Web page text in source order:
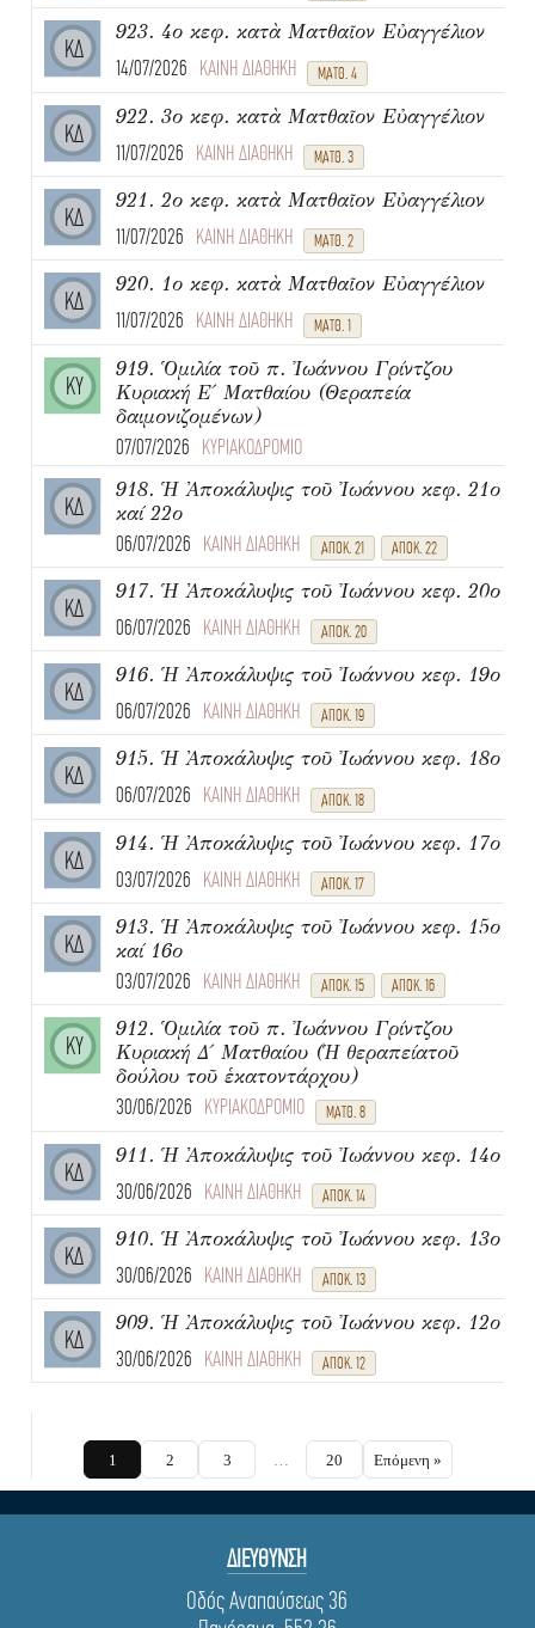
ΚΔ
923. 4ο κεφ. κατὰ Ματθαῖον Εὐαγγέλιον
14/07/2026 ΚΑΙΝΗ ΔΙΑΘΗΚΗ ΜΑΤΘ. 4
ΚΔ
922. 3ο κεφ. κατὰ Ματθαῖον Εὐαγγέλιον
11/07/2026 ΚΑΙΝΗ ΔΙΑΘΗΚΗ ΜΑΤΘ. 3
ΚΔ
921. 2ο κεφ. κατὰ Ματθαῖον Εὐαγγέλιον
11/07/2026 ΚΑΙΝΗ ΔΙΑΘΗΚΗ ΜΑΤΘ. 2
ΚΔ
920. 1ο κεφ. κατὰ Ματθαῖον Εὐαγγέλιον
11/07/2026 ΚΑΙΝΗ ΔΙΑΘΗΚΗ ΜΑΤΘ. 1
ΚΥ
919. Ὁμιλία τοῦ π. Ἰωάννου Γρίντζου
Κυριακή Ε΄ Ματθαίου (Θεραπεία
δαιμονιζομένων)
07/07/2026 ΚΥΡΙΑΚΟΔΡΟΜΙΟ
ΚΔ
918. Ἡ Ἀποκάλυψις τοῦ Ἰωάννου κεφ. 21ο
καί 22ο
06/07/2026 ΚΑΙΝΗ ΔΙΑΘΗΚΗ ΑΠΟΚ. 21 ΑΠΟΚ. 22
ΚΔ
917. Ἡ Ἀποκάλυψις τοῦ Ἰωάννου κεφ. 20ο
06/07/2026 ΚΑΙΝΗ ΔΙΑΘΗΚΗ ΑΠΟΚ. 20
ΚΔ
916. Ἡ Ἀποκάλυψις τοῦ Ἰωάννου κεφ. 19ο
06/07/2026 ΚΑΙΝΗ ΔΙΑΘΗΚΗ ΑΠΟΚ. 19
ΚΔ
915. Ἡ Ἀποκάλυψις τοῦ Ἰωάννου κεφ. 18ο
06/07/2026 ΚΑΙΝΗ ΔΙΑΘΗΚΗ ΑΠΟΚ. 18
ΚΔ
914. Ἡ Ἀποκάλυψις τοῦ Ἰωάννου κεφ. 17ο
03/07/2026 ΚΑΙΝΗ ΔΙΑΘΗΚΗ ΑΠΟΚ. 17
ΚΔ
913. Ἡ Ἀποκάλυψις τοῦ Ἰωάννου κεφ. 15ο
καί 16ο
03/07/2026 ΚΑΙΝΗ ΔΙΑΘΗΚΗ ΑΠΟΚ. 15 ΑΠΟΚ. 16
ΚΥ
912. Ὁμιλία τοῦ π. Ἰωάννου Γρίντζου
Κυριακή Δ΄ Ματθαίου (Ἡ θεραπείατοῦ
δούλου τοῦ ἑκατοντάρχου)
30/06/2026 ΚΥΡΙΑΚΟΔΡΟΜΙΟ ΜΑΤΘ. 8
ΚΔ
911. Ἡ Ἀποκάλυψις τοῦ Ἰωάννου κεφ. 14ο
30/06/2026 ΚΑΙΝΗ ΔΙΑΘΗΚΗ ΑΠΟΚ. 14
ΚΔ
910. Ἡ Ἀποκάλυψις τοῦ Ἰωάννου κεφ. 13ο
30/06/2026 ΚΑΙΝΗ ΔΙΑΘΗΚΗ ΑΠΟΚ. 13
ΚΔ
909. Ἡ Ἀποκάλυψις τοῦ Ἰωάννου κεφ. 12ο
30/06/2026 ΚΑΙΝΗ ΔΙΑΘΗΚΗ ΑΠΟΚ. 12
1 2 3 20 Επόμενη »
ΔΙΕΥΘΥΝΣΗ
Οδός Αναπαύσεως 36